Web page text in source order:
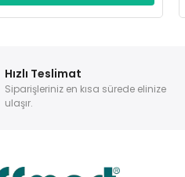
Hızlı Teslimat
Siparişleriniz en kısa sürede elinize
ulaşır.